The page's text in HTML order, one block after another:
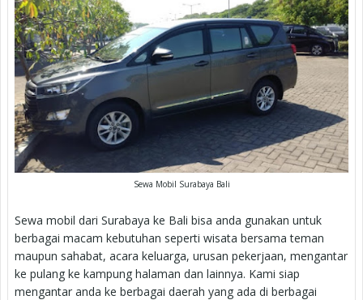
Sewa Mobil Surabaya Bali
Sewa mobil dari Surabaya ke Bali bisa anda gunakan untuk
berbagai macam kebutuhan seperti wisata bersama teman
maupun sahabat, acara keluarga, urusan pekerjaan, mengantar
ke pulang ke kampung halaman dan lainnya. Kami siap
mengantar anda ke berbagai daerah yang ada di berbagai